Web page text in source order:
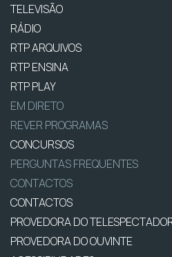
TELEVISÃO
RÁDIO
RTP ARQUIVOS
RTP ENSINA
RTP PLAY
EM DIRETO
REVER PROGRAMAS
CONCURSOS
PERGUNTAS FREQUENTES
CONTACTOS
CONTACTOS
PROVEDORA DO
PROVEDORA DO OUVINTE